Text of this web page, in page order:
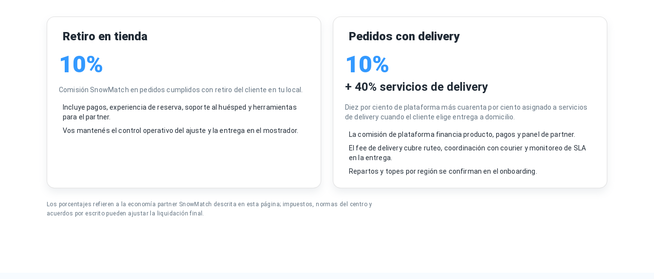
Retiro en tienda
10%
Comisión SnowMatch en pedidos cumplidos con retiro del cliente en tu local.
Incluye pagos, experiencia de reserva, soporte al huésped y herramientas
para el partner.
Vos mantenés el control operativo del ajuste y la entrega en el mostrador.
Pedidos con delivery
10%
+ 40% servicios de delivery
Diez por ciento de plataforma más cuarenta por ciento asignado a servicios
de delivery cuando el cliente elige entrega a domicilio.
La comisión de plataforma financia producto, pagos y panel de partner.
El fee de delivery cubre ruteo, coordinación con courier y monitoreo de SLA
en la entrega.
Repartos y topes por región se confirman en el onboarding.
Los porcentajes refieren a la economía partner SnowMatch descrita en esta página; impuestos, normas del centro y
acuerdos por escrito pueden ajustar la liquidación final.